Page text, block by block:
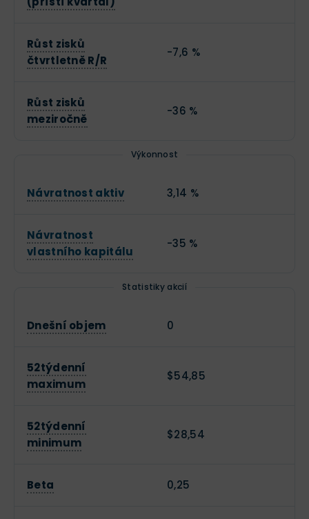
Růst zisků
čtvrtletně R/R
-7,6 %
Růst zisků
meziročně
-36 %
Výkonnost
Návratnost aktiv 3,14 %
Návratnost
vlastního kapitálu
-35 %
Statistiky akcií
Dnešní objem 0
52týdenní
maximum
$54,85
52týdenní
minimum
$28,54
Beta 0,25